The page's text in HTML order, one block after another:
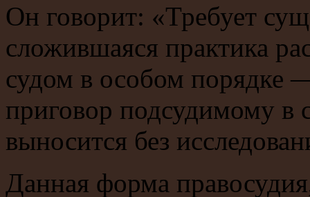
Он говорит: «Требует
сложившаяся практика
судом в особом порядке
приговор подсудимому в
выносится без
Данная форма